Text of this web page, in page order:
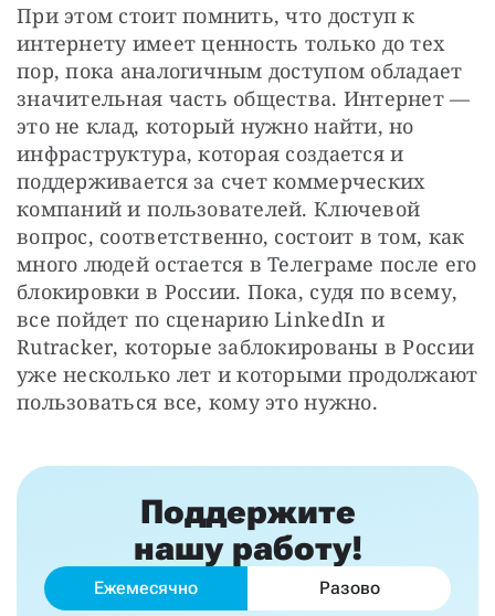
При этом стоит помнить, что доступ к
интернету имеет ценность только до тех
пор, пока аналогичным доступом обладает
значительная часть общества. Интернет —
это не клад, который нужно найти, но
инфраструктура, которая создается и
поддерживается за счет коммерческих
компаний и пользователей. Ключевой
вопрос, соответственно, состоит в том, как
много людей остается в Телеграме после его
блокировки в России. Пока, судя по всему,
все пойдет по сценарию LinkedIn и
Rutracker, которые заблокированы в России
уже несколько лет и которыми продолжают
пользоваться все, кому это нужно.
Поддержите
нашу работу!
Ежемесячно Разово